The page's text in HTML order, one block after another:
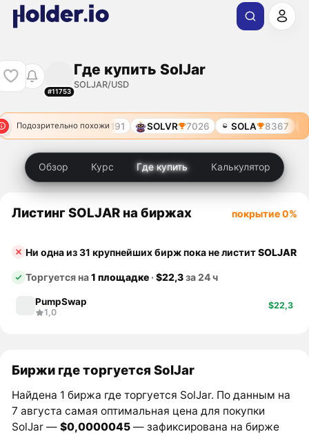
#11753
Где купить SolJar
SOLJAR/USD
Подозрительно похожи
SXP 2191 SOLVR 7026 SOLA 8367
Обзор Курс Где купить Калькулятор
Листинг SOLJAR на биржах покрытие 0%
Ни одна из 31 крупнейших бирж пока не листитSOLJAR
Торгуется на1 площадке ·$22,3за 24 ч
PumpSwap
1,0
$22,3
Биржи где торгуется SolJar
Найдена 1 биржа где торгуется SolJar. По данным на
7 августа самая оптимальная цена для покупки
SolJar —$0,0000045 — зафиксирована на бирже